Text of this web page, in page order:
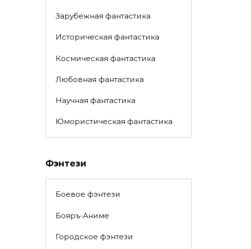
Зарубежная фантастика
Историческая фантастика
Космическая фантастика
Любовная фантастика
Научная фантастика
Юмористическая фантастика
Фэнтези
Боевое фэнтези
Бояръ-Аниме
Городское фэнтези